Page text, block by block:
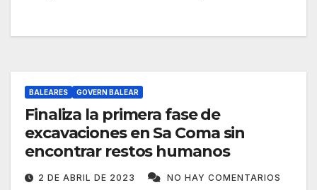
BALEARES GOVERN BALEAR
Finaliza la primera fase de
excavaciones en Sa Coma sin
encontrar restos humanos
2 DE ABRIL DE 2023 NO HAY COMENTARIOS